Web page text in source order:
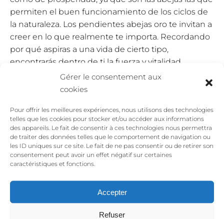
Gérer le consentement aux
cookies
Pour offrir les meilleures expériences, nous utilisons des technologies
telles que les cookies pour stocker et/ou accéder aux informations
des appareils. Le fait de consentir à ces technologies nous permettra
de traiter des données telles que le comportement de navigation ou
les ID uniques sur ce site. Le fait de ne pas consentir ou de retirer son
consentement peut avoir un effet négatif sur certaines
caractéristiques et fonctions.
Accepter
Refuser
permiten el buen funcionamiento de los ciclos de
la naturaleza. Los pendientes abejas oro te invitan a
creer en lo que realmente te importa. Recordando
por qué aspiras a una vida de cierto tipo,
encontrarás dentro de ti la fuerza y vitalidad
necesarias para avanzar con perseverancia hacia lo
que te hace vibrar. Los pendientes abejas oro
ser un talismán de apoyo ante las tareas más
difíciles.
Finalmente, el color dorado de los pendientes
abejas oro también significa abundancia,
prosperidad, éxito y espiritualidad.
Los pendientes abejas oro,
símbolo de dulzura hacia ti